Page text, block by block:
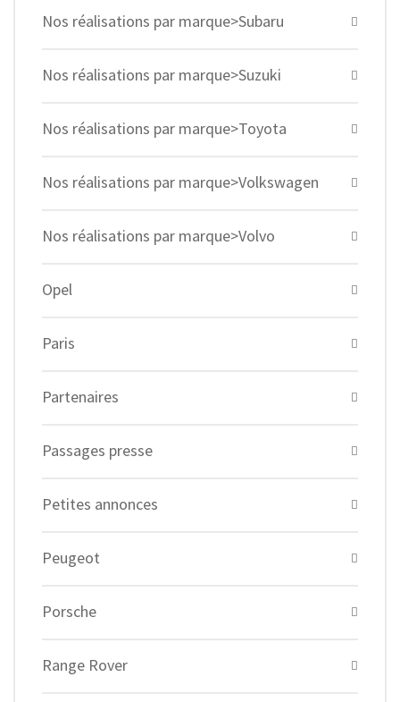
Nos réalisations par marque>Subaru
Nos réalisations par marque>Suzuki
Nos réalisations par marque>Toyota
Nos réalisations par marque>Volkswagen
Nos réalisations par marque>Volvo
Opel
Paris
Partenaires
Passages presse
Petites annonces
Peugeot
Porsche
Range Rover